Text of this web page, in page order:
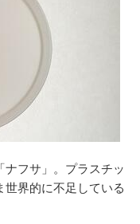
フサ」。プラスチッ
界的に不足している